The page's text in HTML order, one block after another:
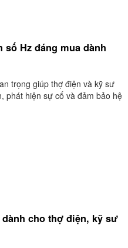
số Hz đáng mua dành
trọng giúp thợ điện và kỹ sư
phát hiện sự cố và đảm bảo hệ
dành cho thợ điện, kỹ sư